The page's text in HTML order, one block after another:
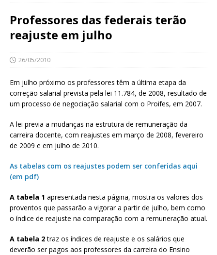
Professores das federais terão
reajuste em julho
26/05/2010
Em julho próximo os professores têm a última etapa da
correção salarial prevista pela lei 11.784, de 2008, resultado de
um processo de negociação salarial com o Proifes, em 2007.
A lei previa a mudanças na estrutura de remuneração da
carreira docente, com reajustes em março de 2008, fevereiro
de 2009 e em julho de 2010.
As tabelas com os reajustes podem ser conferidas aqui
(em pdf)
A tabela 1 apresentada nesta página, mostra os valores dos
proventos que passarão a vigorar a partir de julho, bem como
o índice de reajuste na comparação com a remuneração atual.
A tabela 2traz os índices de reajuste e os salários que
deverão ser pagos aos professores da carreira do Ensino